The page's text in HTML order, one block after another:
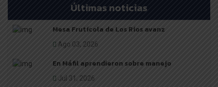
Últimas noticias
Mesa Frutícola de Los Ríos avanz
Ago 03, 2026
En Máfil aprendieron sobre manejo
Jul 31, 2026